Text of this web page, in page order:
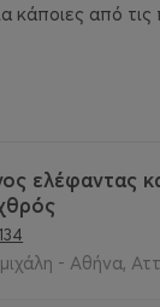
κάποιες από
ελέφαντας
- Αθήνα,